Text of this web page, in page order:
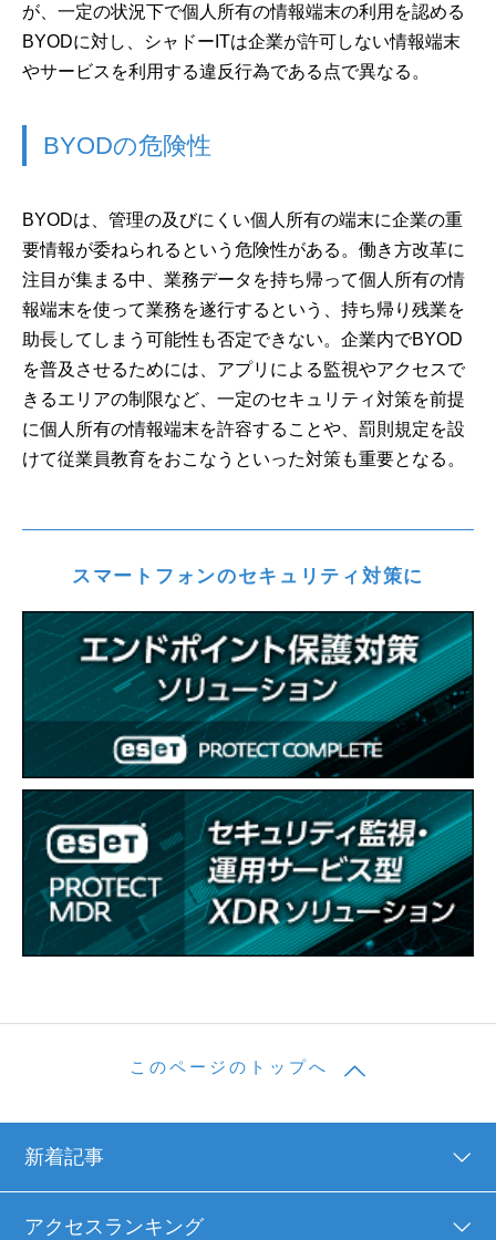
が、一定の状況下で個人所有の情報端末の利用を認める
BYODに対し、シャドーITは企業が許可しない情報端末
やサービスを利用する違反行為である点で異なる。
BYODの危険性
BYODは、管理の及びにくい個人所有の端末に企業の重
要情報が委ねられるという危険性がある。働き方改革に
注目が集まる中、業務データを持ち帰って個人所有の情
報端末を使って業務を遂行するという、持ち帰り残業を
助長してしまう可能性も否定できない。企業内でBYOD
を普及させるためには、アプリによる監視やアクセスで
きるエリアの制限など、一定のセキュリティ対策を前提
に個人所有の情報端末を許容することや、罰則規定を設
けて従業員教育をおこなうといった対策も重要となる。
スマートフォンのセキュリティ対策に
このページのトップへ
新着記事
アクセスランキング